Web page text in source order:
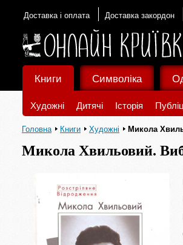
Доставка і оплата Доставка закордон
Книги
Художні Дитячі Історія
Символіка
Головна Книги Художні Микола
Микола Хвильовий.